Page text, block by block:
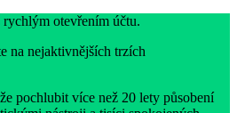
rychlým otevřením účtu.
na nejaktivnějších trzích
pochlubit více než 20 lety působení